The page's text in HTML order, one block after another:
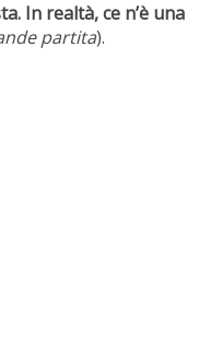
In realtà, ce n’è una
partita).